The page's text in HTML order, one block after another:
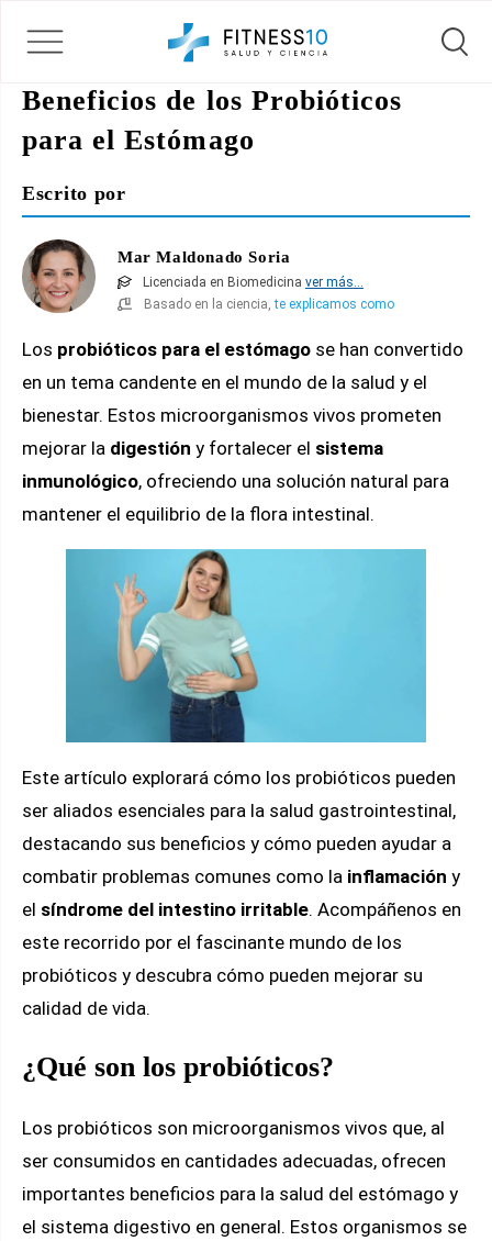
Los probióticos para el estómago se han convertido
en un tema candente en el mundo de la salud y el
bienestar. Estos microorganismos vivos prometen
mejorar la digestión y fortalecer el sistema
inmunológico, ofreciendo una solución natural para
mantener el equilibrio de la flora intestinal.
Este artículo explorará cómo los probióticos pueden
ser aliados esenciales para la salud gastrointestinal,
destacando sus beneficios y cómo pueden ayudar a
combatir problemas comunes como la inflamación y
el síndrome del intestino irritable. Acompáñenos en
este recorrido por el fascinante mundo de los
probióticos y descubra cómo pueden mejorar su
calidad de vida.
¿Qué son los probióticos?
Los probióticos son microorganismos vivos que, al
ser consumidos en cantidades adecuadas, ofrecen
importantes beneficios para la salud del estómago y
el sistema digestivo en general. Estos organismos se
Beneficios de los Probióticos
para el Estómago
Escrito por
Mar Maldonado Soria
Licenciada en Biomedicina ver más...
Basado en la ciencia,te explicamos como